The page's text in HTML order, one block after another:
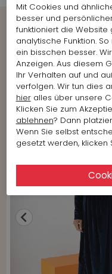
Mit Cookies und
besser und
funktioniert die Website
analytische Funktion.
ein bisschen besser.
Anzeigen. Aus diesem
Ihr Verhalten auf und
verfolgen. Wir tun dies
hieralles über unsere
Klicken Sie zum
ablehnen? Dann
Wenn Sie selbst
gesetzt werden, klicken